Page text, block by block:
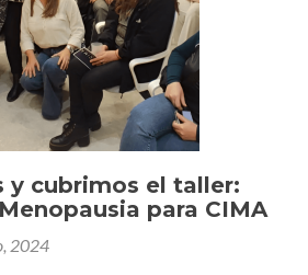
y cubrimos el taller:
para CIMA
2024